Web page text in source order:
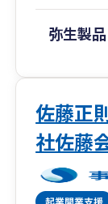
弥生製品
佐藤正
社佐藤